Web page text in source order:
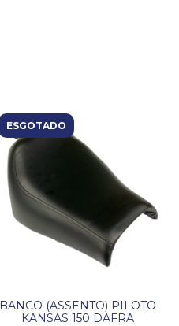
ESGOTADO
BANCO (ASSENTO) PILOTO
KANSAS 150 DAFRA